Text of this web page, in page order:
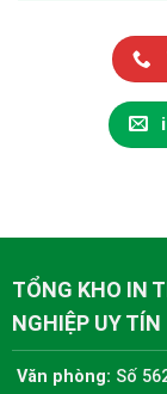
TỔNG KHO IN
NGHIỆP UY TÍN
Văn phòng: Số